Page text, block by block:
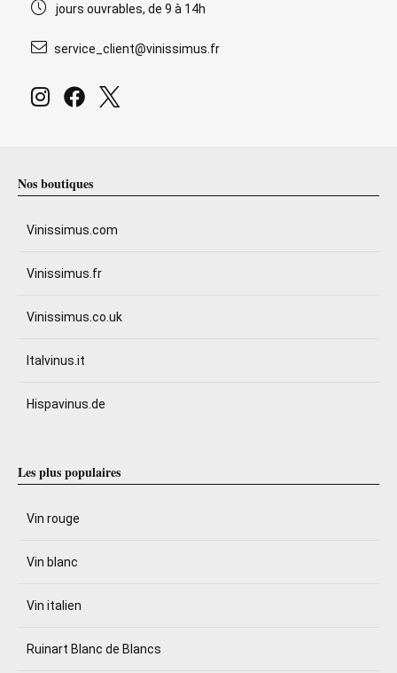
jours ouvrables, de 9 à 14h
service_client@vinissimus.fr
Nos boutiques
Vinissimus.com
Vinissimus.fr
Vinissimus.co.uk
Italvinus.it
Hispavinus.de
Les plus populaires
Vin rouge
Vin blanc
Vin italien
Ruinart Blanc de Blancs